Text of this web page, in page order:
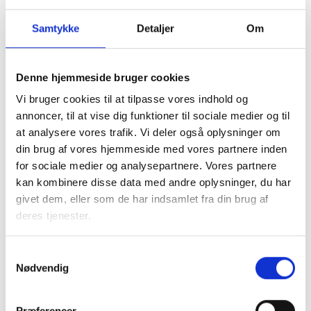
Samtykke Detaljer Om
Denne hjemmeside bruger cookies
Vi bruger cookies til at tilpasse vores indhold og
annoncer, til at vise dig funktioner til sociale medier og til
at analysere vores trafik. Vi deler også oplysninger om
din brug af vores hjemmeside med vores partnere inden
for sociale medier og analysepartnere. Vores partnere
kan kombinere disse data med andre oplysninger, du har
givet dem, eller som de har indsamlet fra din brug af
deres tjenester.
Nødvendig
smitterisikoen overfor meget udsatte beboere kunne
overdrage synsopgaven til plejepersonalet fremfor
ovenstående baggrund findes konkrete, lokale løsninger på
udsatte beboere – og BL kan også kontaktes i den
anledning påcorona@bl.dk.
Opdatering
Så snart boligministeren fastsætter nærmere regler
omkring ovennævnte, informerer vi straks herom.
Med venlig hilsen